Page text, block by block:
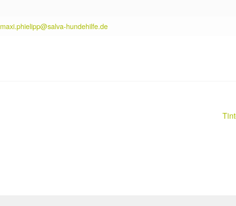
maxi.phielipp@salva-hundehilfe.de